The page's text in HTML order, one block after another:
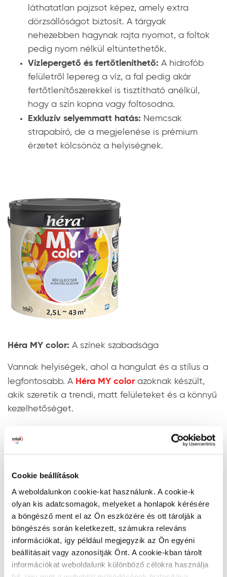
Cookie beállítások
A weboldalunkon cookie-kat használunk. A cookie-k
olyan kis adatcsomagok, melyeket a honlapok kérésére
a böngésző ment el az Ön eszközére és ott tárolják a
böngészés során keletkezett, számukra releváns
információkat, így például megjegyzik az Ön egyéni
beállításait vagy azonosítják Önt. A cookie-kban tárolt
információkat weboldalunk különböző célokra használja
láthatatlan pajzsot képez, amely extra
dörzsállóságot biztosít. A tárgyak
nehezebben hagynak rajta nyomot, a foltok
pedig nyom nélkül eltüntethetők.
Vízlepergető és fertőtleníthető: A hidrofób
felületről lepereg a víz, a fal pedig akár
fertőtlenítőszerekkel is tisztítható anélkül,
hogy a szín kopna vagy foltosodna.
Exkluzív selyemmatt hatás: Nemcsak
strapabíró, de a megjelenése is prémium
érzetet kölcsönöz a helyiségnek.
Héra MY color: A színek szabadsága
Vannak helyiségek, ahol a hangulat és a stílus a
legfontosabb. A Héra MY colorazoknak készült,
akik szeretik a trendi, matt felületeket és a könnyű
kezelhetőséget.
színekről szól. Legyen szó pasztellről vagy
mélyebb tónusokról, a MY color élénk és
tartós színeket garantál.
köszönhetően elfelejtheti a kellemetlen
„festékszagot”, a kiváló fedőképesség miatt
pedig gyorsan és egyszerűen haladhat a
munka.
Ideális választás:Tökéletes hálószobákba
vagy nappalikba, ahol a tartós matt